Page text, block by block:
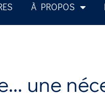
À PROPOS
une